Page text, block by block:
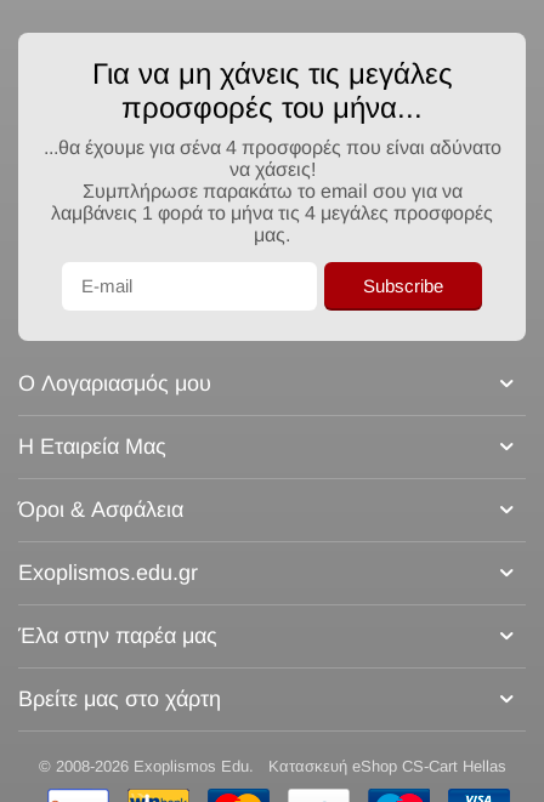
Για να μη χάνεις τις μεγάλες
προσφορές του μήνα...
...θα έχουμε για σένα 4 προσφορές που είναι αδύνατο
να χάσεις!
Συμπλήρωσε παρακάτω το email σου για να
λαμβάνεις 1 φορά το μήνα τις 4 μεγάλες προσφορές
μας.
Subscribe
Ο Λογαριασμός μου
Η Εταιρεία Μας
Όροι & Ασφάλεια
Exoplismos.edu.gr
Έλα στην παρέα μας
Βρείτε μας στο χάρτη
© 2008-2026 Exoplismos Edu. Κατασκευή eShop CS-Cart Hellas